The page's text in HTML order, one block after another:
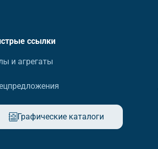
ссылки
и агрегаты
Графические каталоги